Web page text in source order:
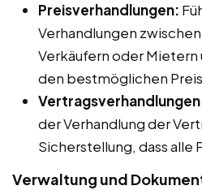
Preisverhandlungen:
Verhandlungen
Verkäufern oder Mietern
den bestmöglichen
der Verhandlung der
Sicherstellung, dass alle
Verwaltung und